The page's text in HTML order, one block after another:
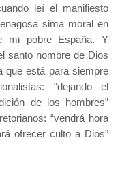
leí el manifiesto
sima moral en
mi pobre España. Y
santo nombre de Dios
que está para siempre
“dejando el
de los hombres”
“vendrá hora
ofrecer culto a Dios”